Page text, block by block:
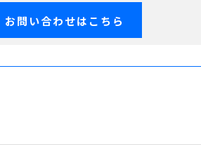
お問い合わせはこちら